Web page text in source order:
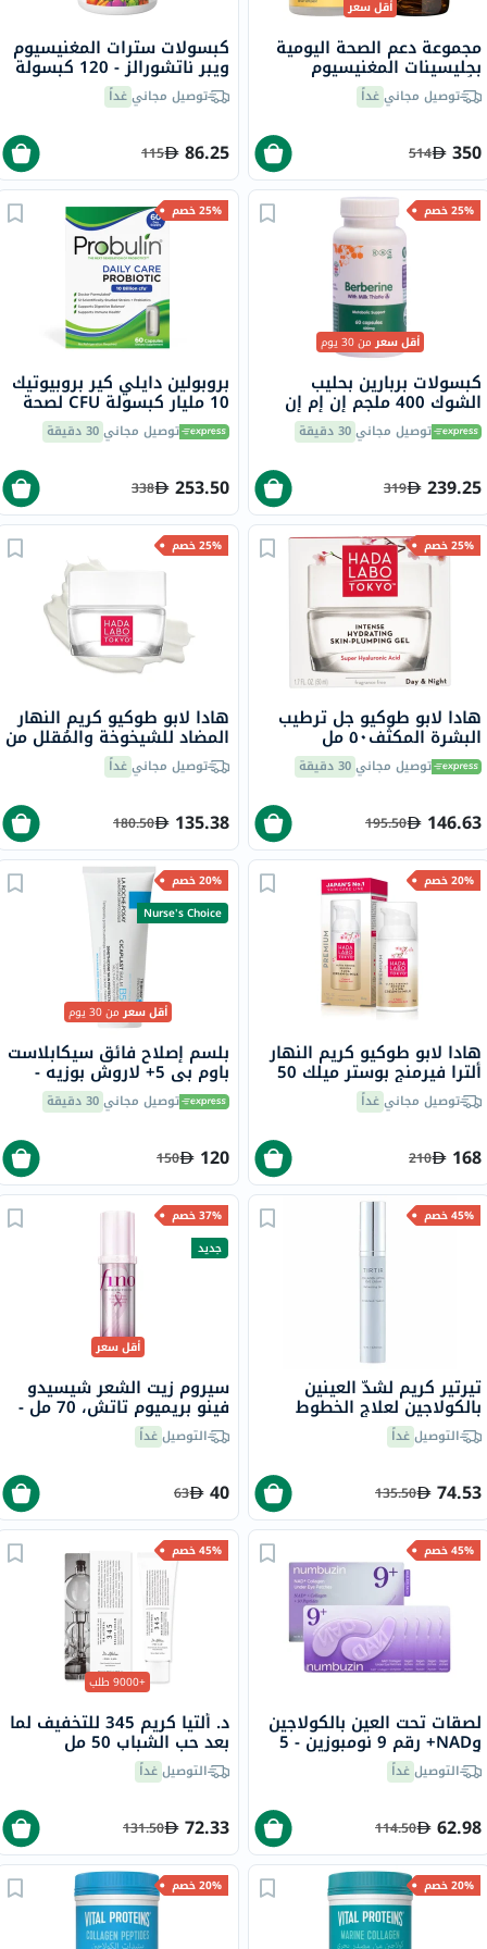
أقل سعر
مجموعة دعم الصحة اليومية
بجليسينات المغنيسيوم
وأوميغا 3
توصيل مجانيغداً
350
514
كبسولات سترات المغنيسيوم
ويبر ناتشورالز - 120 كبسولة
توصيل مجانيغداً
86.25
115
25% خصم
أقل سعرمن 30 يوم
كبسولات بربارين بحليب
الشوك 400 ملجم إن إم إن
بايو، لدعم الكبد - 60 كبسولة
توصيل مجاني30 دقيقة
239.25
319
25% خصم
بروبولين دايلي كير بروبيوتيك
10 مليار كبسولة CFU لصحة
الجهاز الهضمي حزمة من 60
توصيل مجاني30 دقيقة
253.50
338
25% خصم
هادا لابو طوكيو جل ترطيب
البشرة المكثف٥٠ مل
توصيل مجاني30 دقيقة
146.63
195.50
25% خصم
هادا لابو طوكيو كريم النهار
المضاد للشيخوخة والمُقلل من
التجاعيد 50 مل
توصيل مجانيغداً
135.38
180.50
20% خصم
هادا لابو طوكيو كريم النهار
ألترا فيرمنج بوستر ميلك 50
ملتوصيل مجانيغداً
168
210
20% خصم
Nurse's Choice
أقل سعرمن 30 يوم
بلسم إصلاح فائق سيكابلاست
باوم بي 5+ لاروش بوزيه -
100 مل توصيل مجاني30 دقيقة
120
150
45% خصم
تيرتير كريم لشدّ العينين
بالكولاجين لعلاج الخطوط
الدقيقة والتجاعيد وانتفاخات
أسفل العينين 15 مل
التوصيلغداً
74.53
135.50
37% خصم
جديد
أقل سعر
سيروم زيت الشعر شيسيدو
فينو بريميوم تاتش، 70 مل -
إصدار الشريط الوردي
التوصيلغداً
40
63
45% خصم
لصقات تحت العين بالكولاجين
وNAD+ رقم 9 نومبوزين - 5
أزواجالتوصيلغداً
62.98
114.50
45% خصم
+9000 طلب
د. ألتيا كريم 345 للتخفيف لما
بعد حب الشباب 50 مل
التوصيلغداً
72.33
131.50
20% خصم 20% خصم